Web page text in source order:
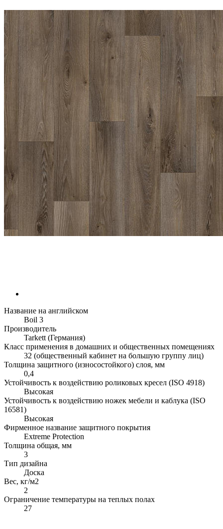
Название на английском
Boil 3
Производитель
Tarkett (Германия)
Класс применения в домашних и общественных помещениях
32 (общественный кабинет на большую группу лиц)
Толщина защитного (износостойкого) слоя, мм
0,4
Устойчивость к воздействию роликовых кресел (ISO 4918)
Высокая
Устойчивость к воздействию ножек мебели и каблука (ISO
16581)
Высокая
Фирменное название защитного покрытия
Extreme Protection
Толщина общая, мм
3
Тип дизайна
Доска
Вес, кг/м2
2
Ограничение температуры на теплых полах
27